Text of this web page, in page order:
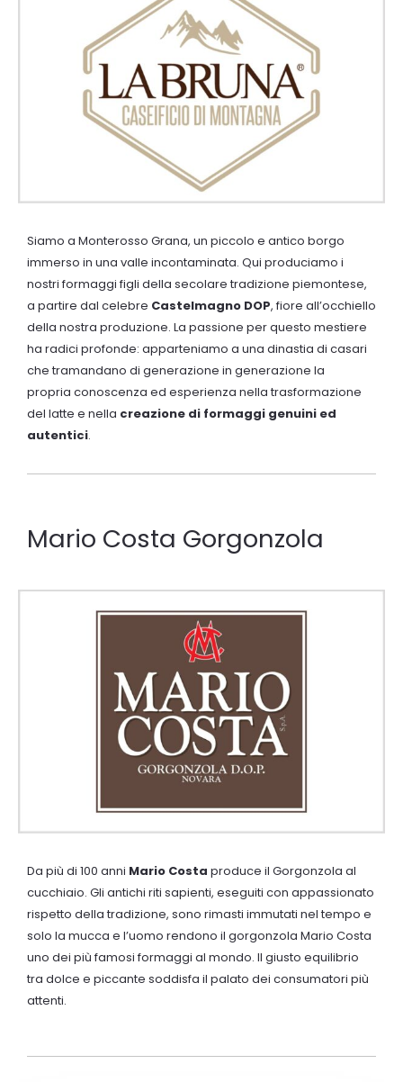
Siamo a Monterosso Grana, un piccolo e antico borgo
immerso in una valle incontaminata. Qui produciamo i
nostri formaggi figli della secolare tradizione piemontese,
a partire dal celebre Castelmagno DOP, fiore all’occhiello
della nostra produzione. La passione per questo mestiere
ha radici profonde: apparteniamo a una dinastia di casari
che tramandano di generazione in generazione la
propria conoscenza ed esperienza nella trasformazione
del latte e nella creazione di formaggi genuini ed
autentici.
Mario Costa Gorgonzola
Da più di 100 anni Mario Costa produce il Gorgonzola al
cucchiaio. Gli antichi riti sapienti, eseguiti con appassionato
rispetto della tradizione, sono rimasti immutati nel tempo e
solo la mucca e l’uomo rendono il gorgonzola Mario Costa
uno dei più famosi formaggi al mondo. Il giusto equilibrio
tra dolce e piccante soddisfa il palato dei consumatori più
attenti.